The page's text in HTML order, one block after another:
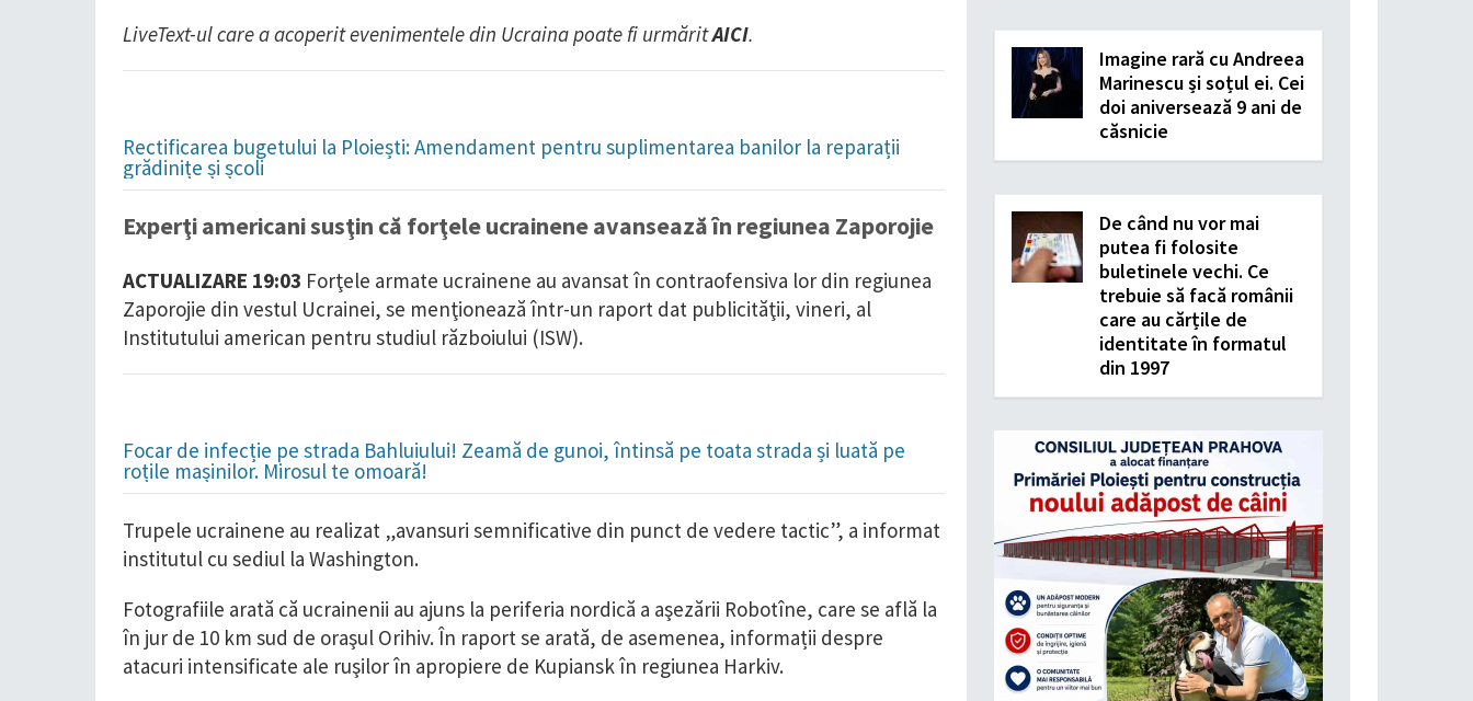
LiveText-ul care a acoperit evenimentele din Ucraina poate fi urmăritAICI.
Rectificarea bugetului la Ploiești: Amendament pentru suplimentarea banilor la reparații
grădinițe și școli
Experţi americani susţin că forţele ucrainene avansează în regiunea Zaporojie
ACTUALIZARE 19:03 Forţele armate ucrainene au avansat în contraofensiva lor din regiunea
Zaporojie din vestul Ucrainei, se menţionează într-un raport dat publicităţii, vineri, al
Institutului american pentru studiul războiului (ISW).
Focar de infecție pe strada Bahluiului! Zeamă de gunoi, întinsă pe toata strada și luată pe
roțile mașinilor. Mirosul te omoară!
Trupele ucrainene au realizat „avansuri semnificative din punct de vedere tactic”, a informat
institutul cu sediul la Washington.
Fotografiile arată că ucrainenii au ajuns la periferia nordică a aşezării Robotîne, care se află la
în jur de 10 km sud de oraşul Orihiv. În raport se arată, de asemenea, informații despre
atacuri intensificate ale ruşilor în apropiere de Kupiansk în regiunea Harkiv.
Imagine rară cu Andreea
Marinescu și soțul ei. Cei
doi aniversează 9 ani de
căsnicie
De când nu vor mai
putea fi folosite
buletinele vechi. Ce
trebuie să facă românii
care au cărțile de
identitate în formatul
din 1997